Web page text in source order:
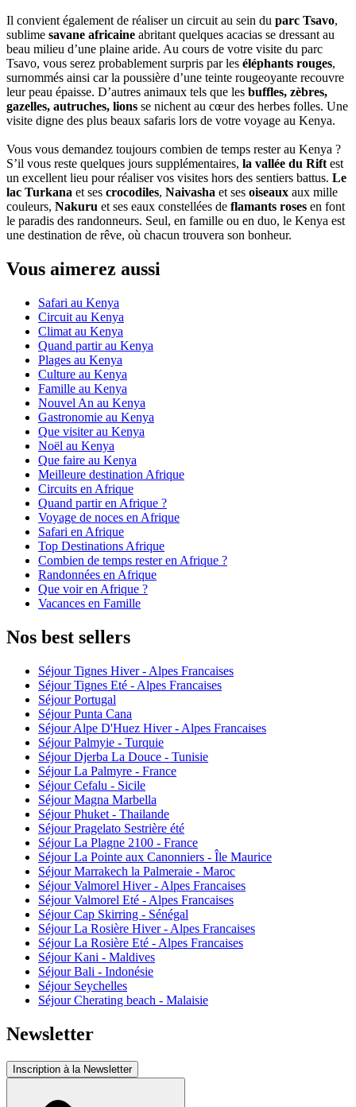
Il convient également de réaliser un circuit au sein du parc Tsavo,
sublime savane africaine abritant quelques acacias se dressant au
beau milieu d’une plaine aride. Au cours de votre visite du parc
Tsavo, vous serez probablement surpris par les éléphants rouges,
surnommés ainsi car la poussière d’une teinte rougeoyante recouvre
leur peau épaisse. D’autres animaux tels que les buffles, zèbres,
gazelles, autruches, lions se nichent au cœur des herbes folles. Une
visite digne des plus beaux safaris lors de votre voyage au Kenya.
Vous vous demandez toujours combien de temps rester au Kenya ?
S’il vous reste quelques jours supplémentaires, la vallée du Rift est
un excellent lieu pour réaliser vos visites hors des sentiers battus. Le
lac Turkana et ses crocodiles, Naivasha et ses oiseaux aux mille
couleurs, Nakuru et ses eaux constellées de flamants roses en font
le paradis des randonneurs. Seul, en famille ou en duo, le Kenya est
une destination de rêve, où chacun trouvera son bonheur.
Vous aimerez aussi
Safari au Kenya
Circuit au Kenya
Climat au Kenya
Quand partir au Kenya
Plages au Kenya
Culture au Kenya
Famille au Kenya
Nouvel An au Kenya
Gastronomie au Kenya
Que visiter au Kenya
Noël au Kenya
Que faire au Kenya
Meilleure destination Afrique
Circuits en Afrique
Quand partir en Afrique ?
Voyage de noces en Afrique
Safari en Afrique
Top Destinations Afrique
Combien de temps rester en Afrique ?
Randonnées en Afrique
Que voir en Afrique ?
Vacances en Famille
Nos best sellers
Séjour Tignes Hiver - Alpes Francaises
Séjour Tignes Eté - Alpes Francaises
Séjour Portugal
Séjour Punta Cana
Séjour Alpe D'Huez Hiver - Alpes Francaises
Séjour Palmyie - Turquie
Séjour Djerba La Douce - Tunisie
Séjour La Palmyre - France
Séjour Cefalu - Sicile
Séjour Magna Marbella
Séjour Phuket - Thailande
Séjour Pragelato Sestrière été
Séjour La Plagne 2100 - France
Séjour La Pointe aux Canonniers - Île Maurice
Séjour Marrakech la Palmeraie - Maroc
Séjour Valmorel Hiver - Alpes Francaises
Séjour Valmorel Eté - Alpes Francaises
Séjour Cap Skirring - Sénégal
Séjour La Rosière Hiver - Alpes Francaises
Séjour La Rosière Eté - Alpes Francaises
Séjour Kani - Maldives
Séjour Bali - Indonésie
Séjour Seychelles
Séjour Cherating beach - Malaisie
Newsletter
Inscription à la Newsletter